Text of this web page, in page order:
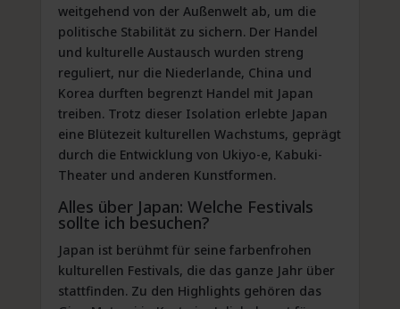
weitgehend von der Außenwelt ab, um die
politische Stabilität zu sichern. Der Handel
und kulturelle Austausch wurden streng
reguliert, nur die Niederlande, China und
Korea durften begrenzt Handel mit Japan
treiben. Trotz dieser Isolation erlebte Japan
eine Blütezeit kulturellen Wachstums, geprägt
durch die Entwicklung von Ukiyo-e, Kabuki-
Theater und anderen Kunstformen.
Alles über Japan: Welche Festivals
sollte ich besuchen?
Japan ist berühmt für seine farbenfrohen
kulturellen Festivals, die das ganze Jahr über
stattfinden. Zu den Highlights gehören das